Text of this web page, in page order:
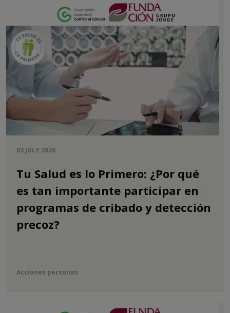
03 JULY 2026
Tu Salud es lo Primero: ¿Por qué
es tan importante participar en
programas de cribado y detección
precoz?
Acciones personas